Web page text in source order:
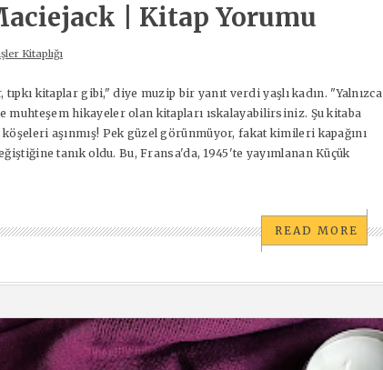
| Kitap Yorumu
Kitaplığı
tıpkı kitaplar gibi," diye muzip bir yanıt verdi yaşlı kadın. "Yalnızca
muhteşem hikayeler olan kitapları ıskalayabilirsiniz. Şu kitaba
köşeleri aşınmış! Pek güzel görünmüyor, fakat kimileri kapağını
tanık oldu. Bu, Fransa'da, 1945'te yayımlanan Küçük
READ MORE